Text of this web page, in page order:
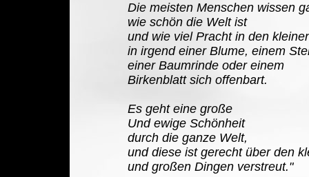
Die meisten Menschen wissen
wie schön die Welt ist
und wie viel Pracht in den
in irgend einer Blume, einem
einer Baumrinde oder einem
Birkenblatt sich offenbart.
Es geht eine große
Und ewige Schönheit
durch die ganze Welt,
und diese ist gerecht über den
und großen Dingen verstreut."